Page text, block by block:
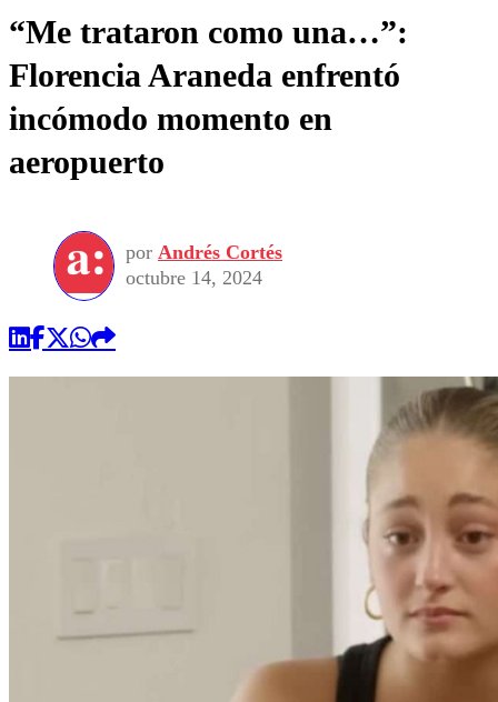
“Me trataron como una…”:
Florencia Araneda enfrentó
incómodo momento en
aeropuerto
por Andrés Cortés
octubre 14, 2024